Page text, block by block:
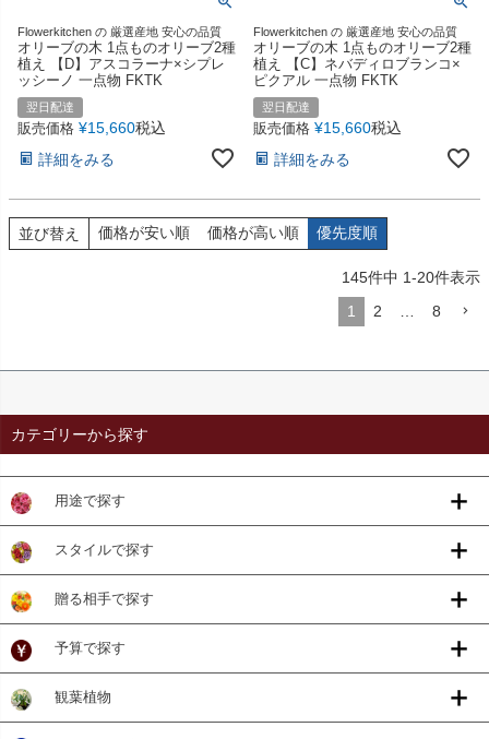
Flowerkitchen の 厳選産地 安心の品質
オリーブの木 1点ものオリーブ2種
植え 【D】アスコラーナ×シプレ
ッシーノ 一点物 FKTK
翌日配達
販売価格 ¥15,660税込
詳細をみる
Flowerkitchen の 厳選産地 安心の品質
オリーブの木 1点ものオリーブ2種
植え 【C】ネバディロブランコ×
ピクアル 一点物 FKTK
翌日配達
販売価格 ¥15,660税込
詳細をみる
並び替え 価格が安い順 価格が高い順 優先度順
145件中 1-20件表示
1
2 8
カテゴリーから探す
用途で探す
スタイルで探す
贈る相手で探す
予算で探す
観葉植物